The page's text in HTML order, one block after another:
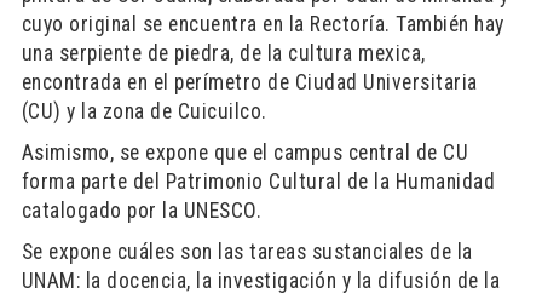
cuyo original se encuentra en la Rectoría. También hay
una serpiente de piedra, de la cultura mexica,
encontrada en el perímetro de Ciudad Universitaria
(CU) y la zona de Cuicuilco.
Asimismo, se expone que el campus central de CU
forma parte del Patrimonio Cultural de la Humanidad
catalogado por la UNESCO.
Se expone cuáles son las tareas sustanciales de la
UNAM: la docencia, la investigación y la difusión de la